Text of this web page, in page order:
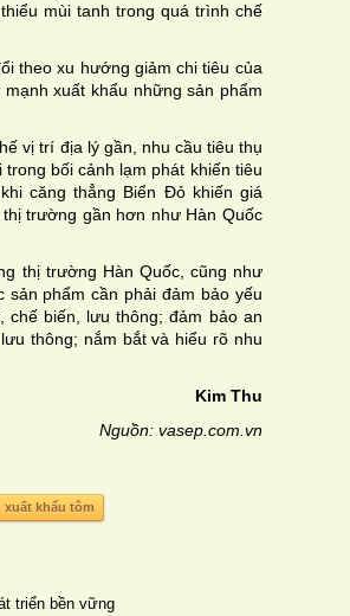
mùi tanh trong quá trình chế
theo xu hướng giảm chi tiêu của
xuất khẩu những sản phẩm
vị trí địa lý gần, nhu cầu tiêu thụ
bối cảnh lạm phát khiến tiêu
căng thẳng Biển Đỏ khiến giá
trường gần hơn như Hàn Quốc
thị trường Hàn Quốc, cũng như
phẩm cần phải đảm bảo yếu
biến, lưu thông; đảm bảo an
thông; nắm bắt và hiểu rõ nhu
Kim Thu
Nguồn: vasep.com.vn
xuất khẩu tôm
triển bền vững